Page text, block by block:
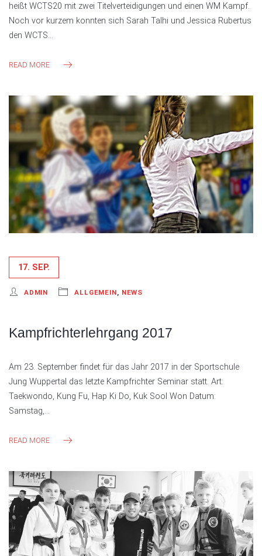
heißt WCTS20 mit zwei Titelverteidigungen und einen WM Kampf.
Noch vor kurzem konnten sich Sarah Talhi und Jessica Rubertus
den WCTS…
READ MORE
17. SEP.
ADMIN ALLGEMEIN, NEWS
Kampfrichterlehrgang 2017
Am 23. September findet für das Jahr 2017 in der Sportschule
Jung Wuppertal das letzte Kampfrichter Seminar statt. Art:
Taekwondo, Kung Fu, Hap Ki Do, Kuk Sool Won Datum:
Samstag,…
READ MORE